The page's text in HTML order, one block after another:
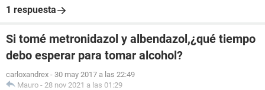
1 respuesta
Si tomé metronidazol y albendazol,¿qué tiempo
debo esperar para tomar alcohol?
carloxandrex - 30 may 2017 a las 22:49
Mauro - 28 nov 2021 a las 01:29